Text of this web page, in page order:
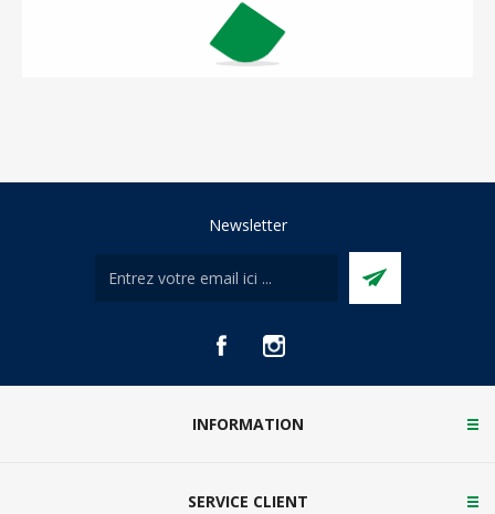
Newsletter
INFORMATION
SERVICE CLIENT